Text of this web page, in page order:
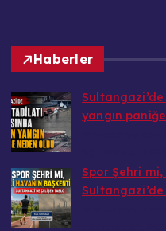
Haberler
Sultangazi’de
yangın
Spor Şehri